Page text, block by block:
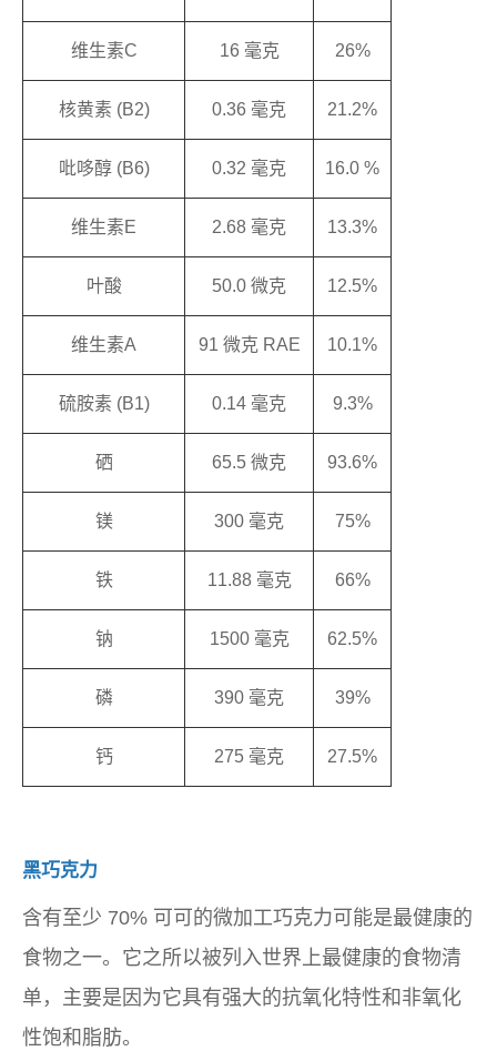
维生素C 16 毫克 26%
核黄素 (B2) 0.36 毫克 21.2%
吡哆醇 (B6) 0.32 毫克 16.0 %
维生素E 2.68 毫克 13.3%
叶酸 50.0 微克 12.5%
维生素A 91 微克 RAE 10.1%
硫胺素 (B1) 0.14 毫克 9.3%
硒 65.5 微克 93.6%
镁 300 毫克 75%
铁 11.88 毫克 66%
钠 1500 毫克 62.5%
磷 390 毫克 39%
钙 275 毫克 27.5%
黑巧克力
含有至少 70% 可可的微加工巧克力可能是最健康的
食物之一。它之所以被列入世界上最健康的食物清
单，主要是因为它具有强大的抗氧化特性和非氧化
性饱和脂肪。